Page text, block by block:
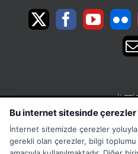
15 Temmuz Mah. 1468
İstanbul
Bu internet sitesinde çerezler
İnternet sitemizde çerezler
gerekli olan çerezler, bilgi toplumu